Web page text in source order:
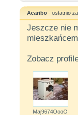
Acaribo - ostatnio
Jeszcze nie
Zobacz
Maj9674OooO